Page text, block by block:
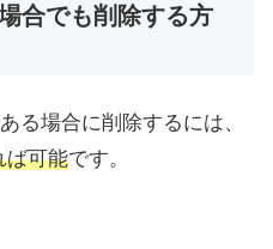
合でも削除する方
る場合に削除するには、
ば可能です。